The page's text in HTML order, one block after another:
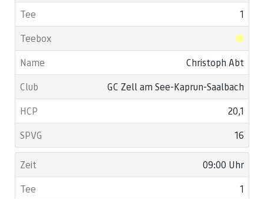
1
Christoph Abt
GC Zell am See-Kaprun-Saalbach
20,1
16
09:00 Uhr
1